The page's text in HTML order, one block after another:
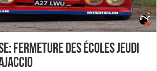
fermeture des écoles jeudi